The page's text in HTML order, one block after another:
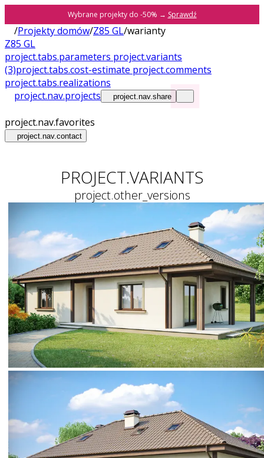
Wybrane projekty do -50% → Sprawdź
/Projekty domów/Z85 GL/warianty
Z85 GL
project.tabs.parameters project.variants
(3)project.tabs.cost-estimate project.comments
project.tabs.realizations
project.nav.projects
project.nav.share
project.nav.favorites
project.nav.contact
PROJECT.VARIANTS
project.other_versions